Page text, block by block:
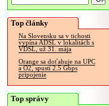
Top články
Na Slovensku sa v tichosti
vypína ADSL v lokalitách s
VDSL, už 31. mája
Orange sa doťahuje na UPC
a O2, spustí 2.5 Gbps
pripojenie
Top správy